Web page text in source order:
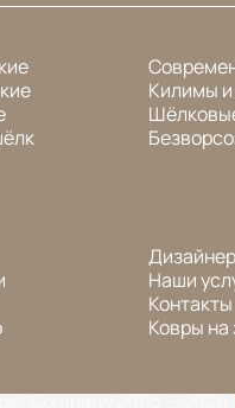
Килимы
Наши
Контакты
Ковры на
Company 2005 — 2026